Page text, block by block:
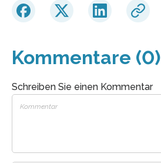
Kommentare (0)
Schreiben Sie einen Kommentar